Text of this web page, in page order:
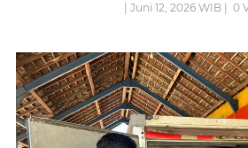
| Juni 12, 2026 WIB | 0